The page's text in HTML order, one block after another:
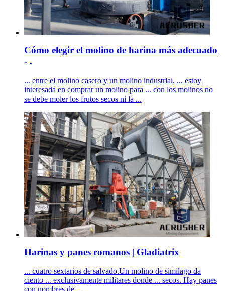
Cómo elegir el molino de harina más adecuado
- .
... entre el molino casero y un molino industrial, ... estoy
interesada en comprar un molino para ... con los molinos no
se debe moler los frutos secos ni la ...
Harinas y panes romanos | Gladiatrix
... cuatro sextarios de salvado.Un molino de similago da
ciento ... exclusivamente militares donde ... secos. Hay panes